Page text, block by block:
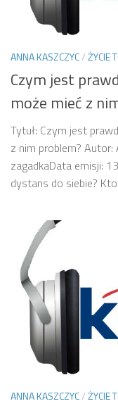
ANNA KASZCZYC/ŻYCIE
Czym jest
może mieć z
Tytuł: Czym jest
z nim problem? Autor:
zagadkaData emisji:
dystans do siebie?
ANNA KASZCZYC/ŻYCIE